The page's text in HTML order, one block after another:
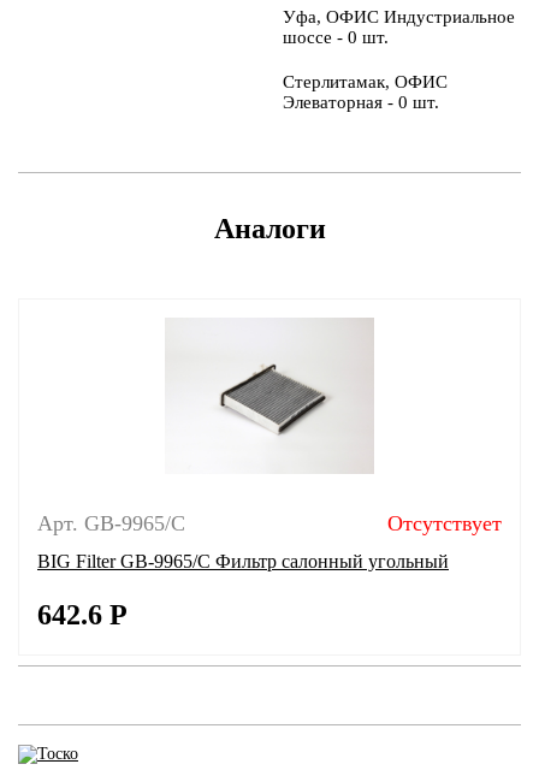
Уфа, ОФИС Индустриальное
шоссе - 0 шт.
Стерлитамак, ОФИС
Элеваторная - 0 шт.
Аналоги
Арт. GB-9965/C Отсутствует
BIG Filter GB-9965/C Фильтр салонный угольный
642.6 Р